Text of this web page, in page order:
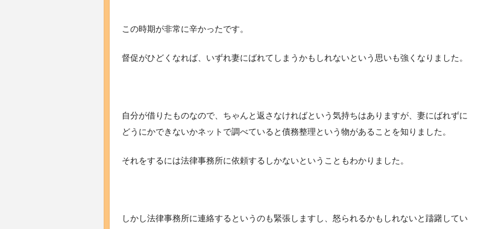
この時期が非常に辛かったです。
督促がひどくなれば、いずれ妻にばれてしまうかもしれないという思いも強くなりました。
自分が借りたものなので、ちゃんと返さなければという気持ちはありますが、妻にばれずに
どうにかできないかネットで調べていると債務整理という物があることを知りました。
それをするには法律事務所に依頼するしかないということもわかりました。
しかし法律事務所に連絡するというのも緊張しますし、怒られるかもしれないと躊躇してい